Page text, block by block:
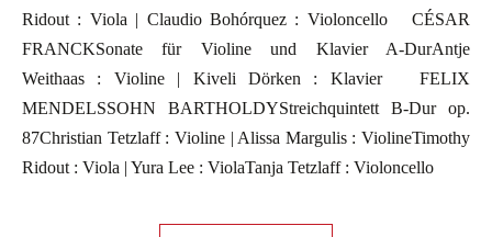
Ridout : Viola | Claudio Bohórquez : Violoncello CÉSAR
FRANCKSonate für Violine und Klavier A-DurAntje
Weithaas : Violine | Kiveli Dörken : Klavier FELIX
MENDELSSOHN BARTHOLDYStreichquintett B-Dur op.
87Christian Tetzlaff : Violine | Alissa Margulis : ViolineTimothy
Ridout : Viola | Yura Lee : ViolaTanja Tetzlaff : Violoncello